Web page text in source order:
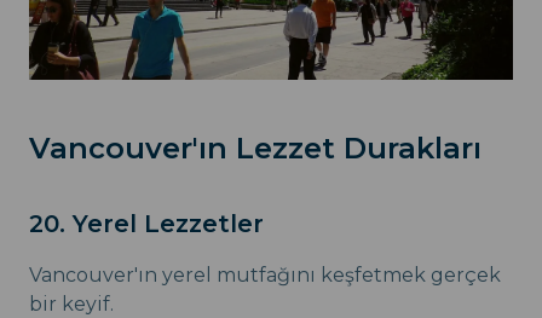
Vancouver'ın Lezzet Durakları
20. Yerel Lezzetler
Vancouver'ın yerel mutfağını keşfetmek gerçek
bir keyif.